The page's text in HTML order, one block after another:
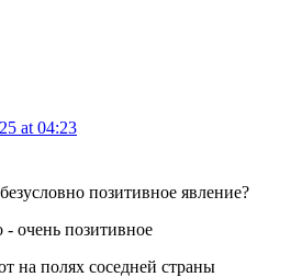
at 04:23
позитивное явление?
- очень позитивное
на полях соседней страны